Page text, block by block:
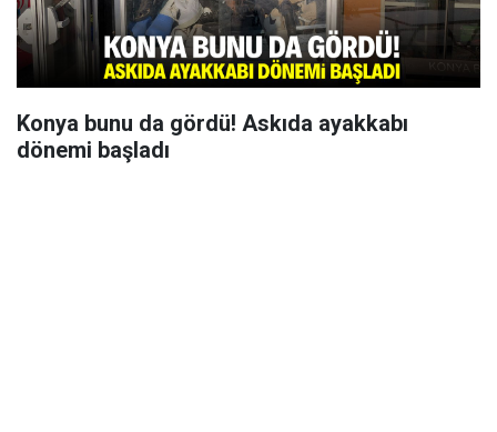
Konya bunu da gördü! Askıda ayakkabı
dönemi başladı